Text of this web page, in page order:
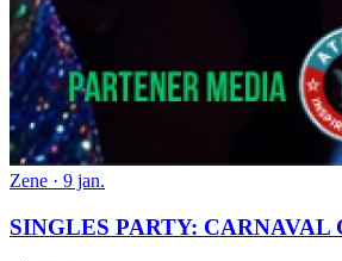
Zene · 9 jan.
SINGLES PARTY: CARNAVAL